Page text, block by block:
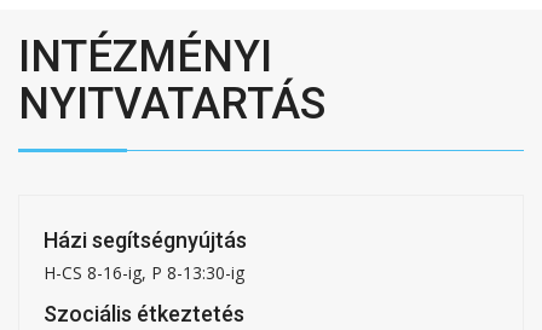
INTÉZMÉNYI
NYITVATARTÁS
Házi segítségnyújtás
H-CS 8-16-ig, P 8-13:30-ig
Szociális étkeztetés